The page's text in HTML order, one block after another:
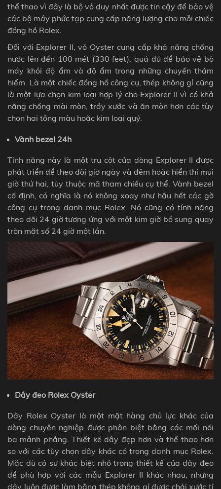
thể thao vì đây là bộ vỏ duy nhất được tin cậy để bảo vệ
các bộ máy phức tạp cung cấp năng lượng cho mỗi chiếc
đồng hồ Rolex.
Đối với Explorer II, vỏ Oyster cung cấp khả năng chống
nước lên đến 100 mét (330 feet), quá đủ để bảo vệ bộ
máy khỏi độ ẩm và độ ẩm trong những chuyến thám
hiểm. Là một chiếc đồng hồ công cụ, thép không gỉ cũng
là một lựa chọn kim loại hợp lý cho Explorer II vì có khả
năng chống mài mòn, trầy xước và ăn mòn hơn các tùy
chọn hai tông màu hoặc kim loại quý.
Vành bezel 24h
Tính năng này là một trụ cột của dòng Explorer II được
phát triển để theo dõi giờ ngày và đêm hoặc hiển thị múi
giờ thứ hai, tùy thuộc mã tham chiếu cụ thể. Vành bezel
cố định, có nghĩa là nó không xoay như hầu hết các gờ
công cụ trong danh mục Rolex. Nó cũng có tính năng
theo dõi 24 giờ tương ứng với một kim giờ bổ sung quay
tròn mặt số 24 giờ một lần.
Dây đeo Rolex Oyster
Dây Rolex Oyster là một mặt hàng chủ lực khác của
dòng chuyên nghiệp được phân biệt bằng các mối nối
ba mảnh phẳng. Thiết kế dây đẹp hơn và thể thao hơn
so với các tùy chọn dây khác có trong danh mục Rolex.
Mặc dù có sự khác biệt nhỏ trong thiết kế của dây đeo
để phù hợp với các mẫu Explorer II khác nhau, nhưng
dây luôn được làm bằng thép không gỉ được chải xước tỉ